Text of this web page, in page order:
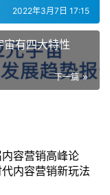
2022年3月7日 17:15
有四大特性
下一篇
容营销高峰论
内容营销新玩法